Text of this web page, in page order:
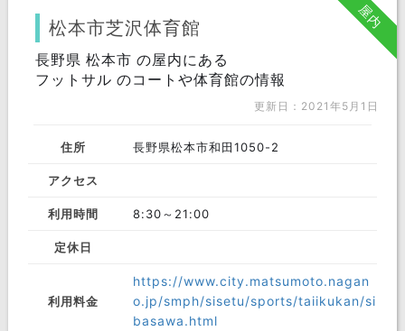
屋内
松本市芝沢体育館
長野県 松本市 の屋内にある
フットサル のコートや体育館の情報
更新日：2021年5月1日
住所 長野県松本市和田1050-2
アクセス
利用時間 8:30～21:00
定休日
利用料金
https://www.city.matsumoto.nagan
o.jp/smph/sisetu/sports/taiikukan/si
basawa.html